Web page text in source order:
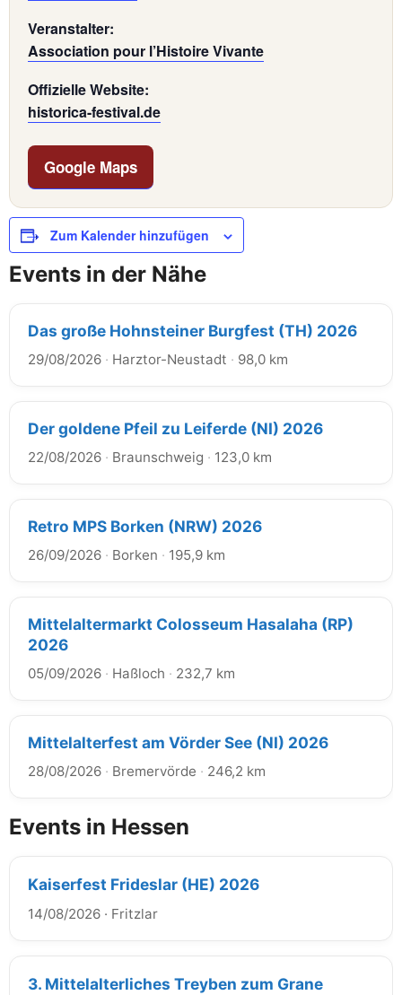
Veranstalter:
Association pour l’Histoire Vivante
Offizielle Website:
historica-festival.de
Google Maps
Zum Kalender hinzufügen
Events in der Nähe
Das große Hohnsteiner Burgfest (TH) 2026
29/08/2026 · Harztor-Neustadt · 98,0 km
Der goldene Pfeil zu Leiferde (NI) 2026
22/08/2026 · Braunschweig · 123,0 km
Retro MPS Borken (NRW) 2026
26/09/2026 · Borken · 195,9 km
Mittelaltermarkt Colosseum Hasalaha (RP)
2026
05/09/2026 · Haßloch · 232,7 km
Mittelalterfest am Vörder See (NI) 2026
28/08/2026 · Bremervörde · 246,2 km
Events in Hessen
Kaiserfest Frideslar (HE) 2026
14/08/2026 · Fritzlar
3. Mittelalterliches Treyben zum Grane